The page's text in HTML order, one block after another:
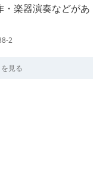
楽器演奏などがあ
2
見る